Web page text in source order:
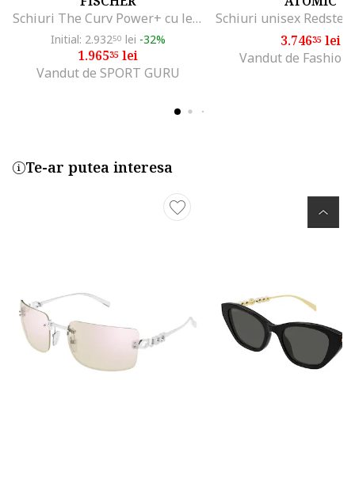
Schiuri The Curv Power+ cu legaturi RS10 PR, 160cm, 108x71x96mm, multicolor
Initial: 2.93250 lei -32%
1.96535 lei
Vandut de SPORT GURU
3.74635 lei
Vandut de Fashion
Te-ar putea interesa